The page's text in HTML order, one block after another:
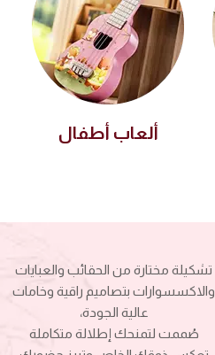
ألعاب أطفال
تشكيلة مختارة من الحقائب والعبايات
والاكسسوارات بتصاميم راقية وخامات
عالية الجودة،
صُممت لتمنحك إطلالة متكاملة